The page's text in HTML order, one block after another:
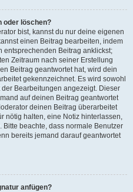
oder löschen?
bist, kannst du nur deine eigenen
einen Beitrag bearbeiten, indem
entsprechenden Beitrag anklickst;
Zeitraum nach seiner Erstellung
Beitrag geantwortet hat, wird dein
gekennzeichnet. Es wird sowohl
Bearbeitungen angezeigt. Dieser
auf deinen Beitrag geantwortet
deinen Beitrag überarbeitet
nötig halten, eine Notiz hinterlassen,
beachte, dass normale Benutzer
bereits jemand darauf geantwortet
anfügen?